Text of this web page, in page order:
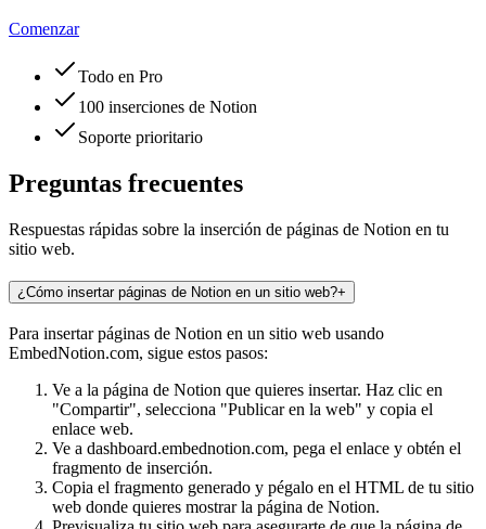
Comenzar
Todo en Pro
100 inserciones de Notion
Soporte prioritario
Preguntas frecuentes
Respuestas rápidas sobre la inserción de páginas de Notion en tu
sitio web.
¿Cómo insertar páginas de Notion en un sitio web?+
Para insertar páginas de Notion en un sitio web usando
EmbedNotion.com, sigue estos pasos:
Ve a la página de Notion que quieres insertar. Haz clic en
"Compartir", selecciona "Publicar en la web" y copia el
enlace web.
Ve a dashboard.embednotion.com, pega el enlace y obtén el
fragmento de inserción.
Copia el fragmento generado y pégalo en el HTML de tu sitio
web donde quieres mostrar la página de Notion.